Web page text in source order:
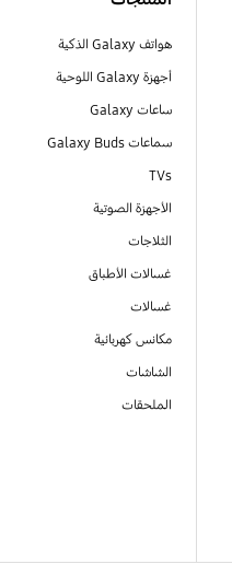
هواتف Galaxy الذكية
أجهزة Galaxy اللوحية
ساعات Galaxy
سماعات Galaxy Buds
TVs
الأجهزة الصوتية
الثلاجات
غسالات الأطباق
غسالات
مكانس كهربائية
الشاشات
الملحقات